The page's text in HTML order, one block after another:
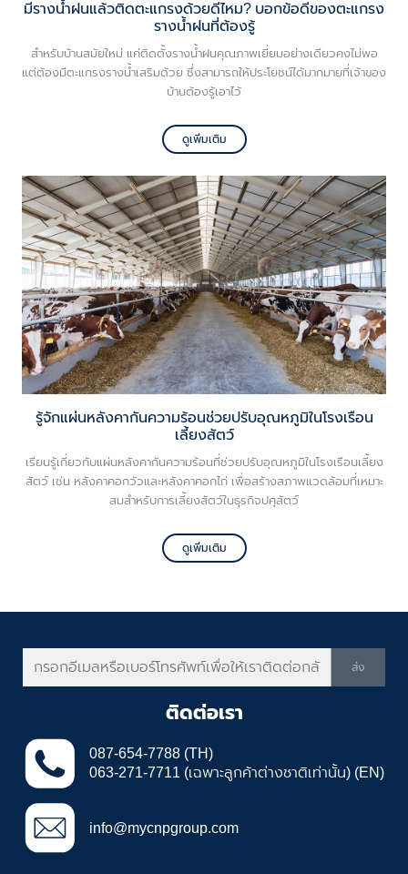
มีรางน้ำฝนแล้วติดตะแกรงด้วยดีไหม? บอกข้อดีของตะแกรง
รางน้ำฝนที่ต้องรู้
สำหรับบ้านสมัยใหม่ แค่ติดตั้งรางน้ำฝนคุณภาพเยี่ยมอย่างเดียวคงไม่พอ
แต่ต้องมีตะแกรงรางน้ำเสริมด้วย ซึ่งสามารถให้ประโยชน์ได้มากมายที่เจ้าของ
บ้านต้องรู้เอาไว้
ดูเพิ่มเติม
รู้จักแผ่นหลังคากันความร้อนช่วยปรับอุณหภูมิในโรงเรือน
เลี้ยงสัตว์
เรียนรู้เกี่ยวกับแผ่นหลังคากันความร้อนที่ช่วยปรับอุณหภูมิในโรงเรือนเลี้ยง
สัตว์ เช่น หลังคาคอกวัวและหลังคาคอกไก่ เพื่อสร้างสภาพแวดล้อมที่เหมาะ
สมสำหรับการเลี้ยงสัตว์ในธุรกิจปศุสัตว์
ดูเพิ่มเติม
ส่ง
ติดต่อเรา
087-654-7788 (TH)
063-271-7711 (เฉพาะลูกค้าต่างชาติเท่านั้น) (EN)
info@mycnpgroup.com